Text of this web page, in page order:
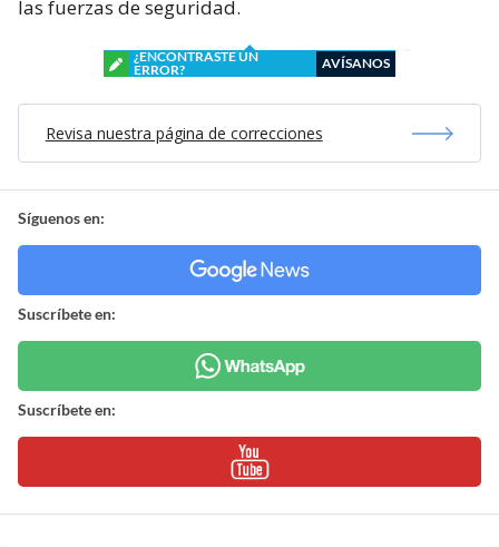
las fuerzas de seguridad.
¿ENCONTRASTE UN
ERROR?
AVÍSANOS
Revisa nuestra página de correcciones
Síguenos en:
Suscríbete en:
Suscríbete en: